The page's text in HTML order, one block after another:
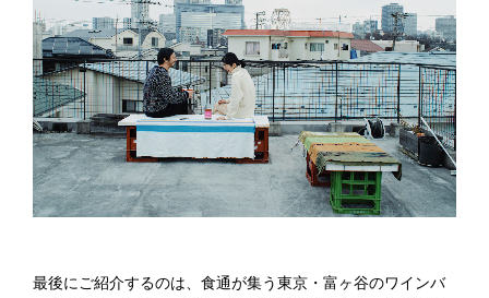
最後にご紹介するのは、食通が集う東京・富ヶ谷のワインバ